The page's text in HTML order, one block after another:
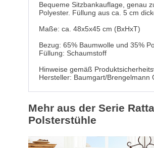
Bequeme Sitzbankauflage, genau
Polyester. Füllung aus ca. 5 cm
Maße: ca. 48x5x45 cm (BxHxT)
Bezug: 65% Baumwolle und 35%
Füllung: Schaumstoff
Hinweise gemäß
Hersteller: Baumgart/Brengelmann
Mehr aus der Serie
Polsterstühle